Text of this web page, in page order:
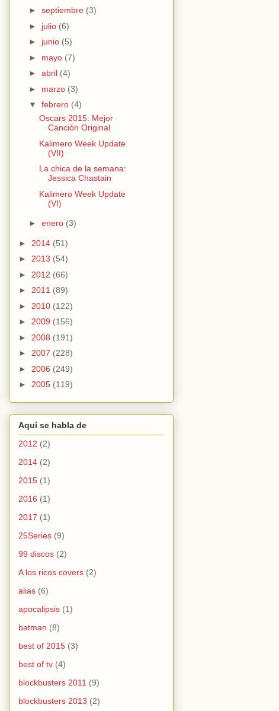
► septiembre (3)
► julio (6)
► junio (5)
► mayo (7)
► abril (4)
► marzo (3)
▼ febrero (4)
Oscars 2015: Mejor
Canción Original
Kalimero Week Update
(VII)
La chica de la semana:
Jessica Chastain
Kalimero Week Update
(VI)
► enero (3)
► 2014 (51)
► 2013 (54)
► 2012 (66)
► 2011 (89)
► 2010 (122)
► 2009 (156)
► 2008 (191)
► 2007 (228)
► 2006 (249)
► 2005 (119)
Aquí se habla de
2012 (2)
2014 (2)
2015 (1)
2016 (1)
2017 (1)
25Series (9)
99 discos (2)
A los ricos covers (2)
alias (6)
apocalipsis (1)
batman (8)
best of 2015 (3)
best of tv (4)
blockbusters 2011 (9)
blockbusters 2013 (2)